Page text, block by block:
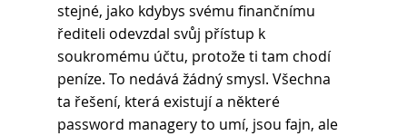
stejné, jako kdybys svému finančnímu
řediteli odevzdal svůj přístup k
soukromému účtu, protože ti tam chodí
peníze. To nedává žádný smysl. Všechna
ta řešení, která existují a některé
password managery to umí, jsou fajn, ale